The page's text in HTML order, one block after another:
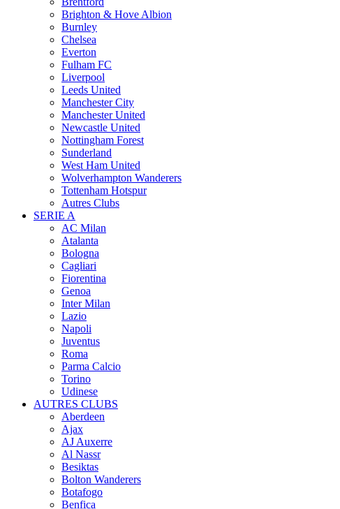
Brighton & Hove Albion
Burnley
Chelsea
Everton
Fulham FC
Liverpool
Leeds United
Manchester City
Manchester United
Newcastle United
Nottingham Forest
Sunderland
West Ham United
Wolverhampton Wanderers
Tottenham Hotspur
Autres Clubs
SERIE A
AC Milan
Atalanta
Bologna
Cagliari
Fiorentina
Genoa
Inter Milan
Lazio
Napoli
Juventus
Roma
Parma Calcio
Torino
Udinese
AUTRES CLUBS
Aberdeen
Ajax
AJ Auxerre
Al Nassr
Besiktas
Bolton Wanderers
Botafogo
Benfica